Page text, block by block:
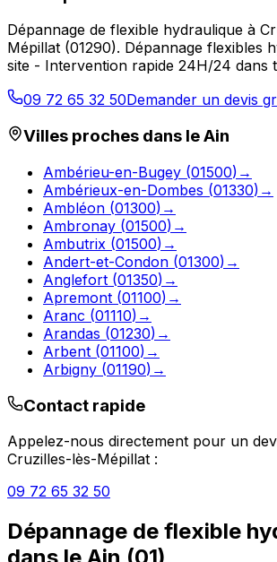
Dépannage de flexible hydraulique à
Mépillat (01290). Dépannage flexibles
site - Intervention rapide 24H/24 dans
09 72 65 32 50Demander un devis
Villes proches dans leAin
Ambérieu-en-Bugey (01500) →
Ambérieux-en-Dombes (01330) →
Ambléon (01300) →
Ambronay (01500) →
Ambutrix (01500) →
Andert-et-Condon (01300) →
Anglefort (01350) →
Apremont (01100) →
Aranc (01110) →
Arandas (01230) →
Arbent (01100) →
Arbigny (01190) →
Contact rapide
Appelez-nous directement pour un
Cruzilles-lès-Mépillat :
09 72 65 32 50
Dépannage de flexible